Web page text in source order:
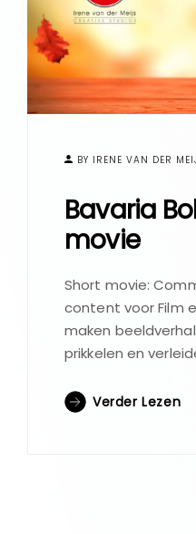
BY IRENE VAN DER
Bavaria
movie
Short movie:
content voor Film
maken
prikkelen en
Verder Lezen